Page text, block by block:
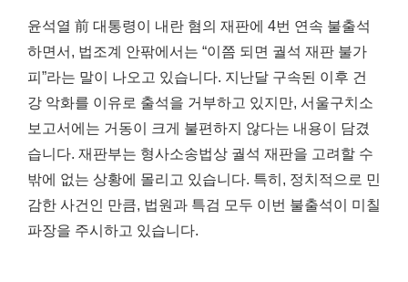
윤석열 前 대통령이 내란 혐의 재판에 4번 연속 불출석
하면서, 법조계 안팎에서는 “이쯤 되면 궐석 재판 불가
피”라는 말이 나오고 있습니다. 지난달 구속된 이후 건
강 악화를 이유로 출석을 거부하고 있지만, 서울구치소
보고서에는 거동이 크게 불편하지 않다는 내용이 담겼
습니다. 재판부는 형사소송법상 궐석 재판을 고려할 수
밖에 없는 상황에 몰리고 있습니다. 특히, 정치적으로 민
감한 사건인 만큼, 법원과 특검 모두 이번 불출석이 미칠
파장을 주시하고 있습니다.